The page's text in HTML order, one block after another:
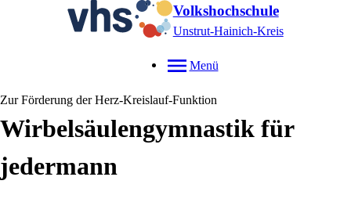
Volkshochschule
Unstrut-Hainich-Kreis
Menü
Zur Förderung der Herz-Kreislauf-Funktion
Wirbelsäulengymnastik für
jedermann